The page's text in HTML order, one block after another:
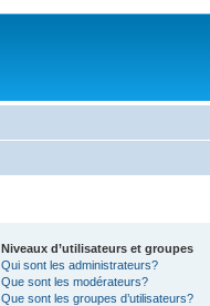
Niveaux d’utilisateurs et groupes
Qui sont les administrateurs?
Que sont les modérateurs?
Que sont les groupes d’utilisateurs?